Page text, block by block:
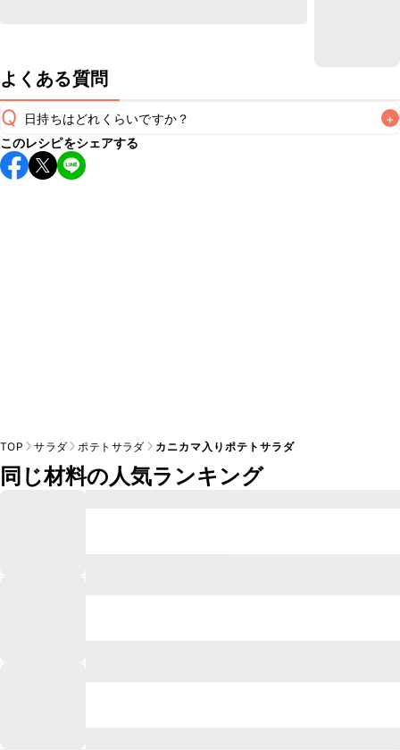
よくある質問
Q 日持ちはどれくらいですか？ +
保存期間は冷蔵で当日中が目安です。なるべくお早めにお召
し上がりください。
このレシピをシェアする
TOP サラダ ポテトサラダ カニカマ入りポテトサラダ
同じ材料の人気ランキング